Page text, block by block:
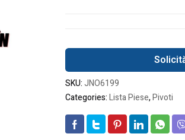
SKU:JNO6199
Categories:Lista Piese,Pivoti